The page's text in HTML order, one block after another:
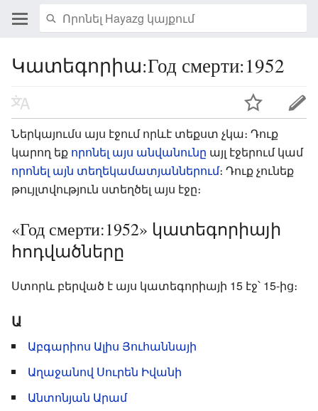
Կատեգորիա:Год смерти:1952
Ներկայումս այս էջում որևէ տեքստ չկա։ Դուք
կարող եք որոնել այս անվանունը այլ էջերում կամ
որոնել այն տեղեկամատյաններում։ Դուք չունեք
թույլտվություն ստեղծել այս էջը։
«Год смерти:1952» կատեգորիայի
հոդվածները
Ստորև բերված է այս կատեգորիայի 15 էջ՝ 15-ից։
Ա
Աբգարիոս Ալիս Յուհաննայի
Աղաջանով Սուրեն Իվանի
Անտոնյան Արամ